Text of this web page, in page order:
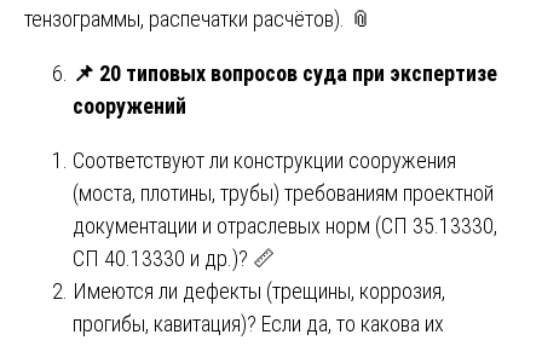
тензограммы, распечатки расчётов). 📎
📌 20 типовых вопросов суда при экспертизе
сооружений
Соответствуют ли конструкции сооружения
(моста, плотины, трубы) требованиям проектной
документации и отраслевых норм (СП 35.13330,
СП 40.13330 и др.)? 📏
Имеются ли дефекты (трещины, коррозия,
прогибы, кавитация)? Если да, то какова их